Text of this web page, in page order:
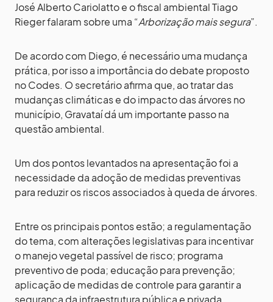
José Alberto Cariolatto e o fiscal ambiental Tiago
Rieger falaram sobre uma “Arborização mais segura”.
De acordo com Diego, é necessário uma mudança
prática, por isso a importância do debate proposto
no Codes. O secretário afirma que, ao tratar das
mudanças climáticas e do impacto das árvores no
município, Gravataí dá um importante passo na
questão ambiental.
Um dos pontos levantados na apresentação foi a
necessidade da adoção de medidas preventivas
para reduzir os riscos associados à queda de árvores.
Entre os principais pontos estão; a regulamentação
do tema, com alterações legislativas para incentivar
o manejo vegetal passível de risco; programa
preventivo de poda; educação para prevenção;
aplicação de medidas de controle para garantir a
segurança da infraestrutura pública e privada.